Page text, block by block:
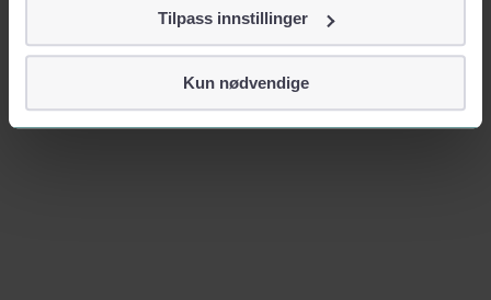
Vi tar ditt personvern på alvor
identifiserer deg, som navn eller telefonnummer.
Tilpass innstillinger
Kun nødvendige